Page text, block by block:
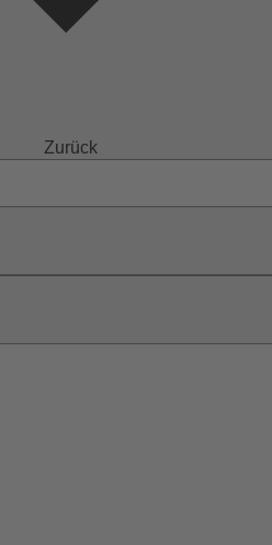
Zurück